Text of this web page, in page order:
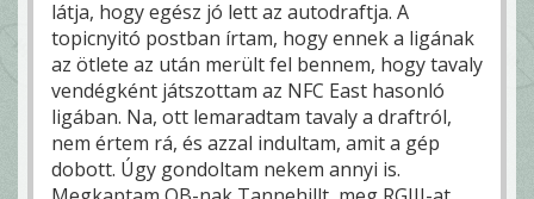
látja, hogy egész jó lett az autodraftja. A
topicnyitó postban írtam, hogy ennek a ligának
az ötlete az után merült fel bennem, hogy tavaly
vendégként játszottam az NFC East hasonló
ligában. Na, ott lemaradtam tavaly a draftról,
nem értem rá, és azzal indultam, amit a gép
dobott. Úgy gondoltam nekem annyi is.